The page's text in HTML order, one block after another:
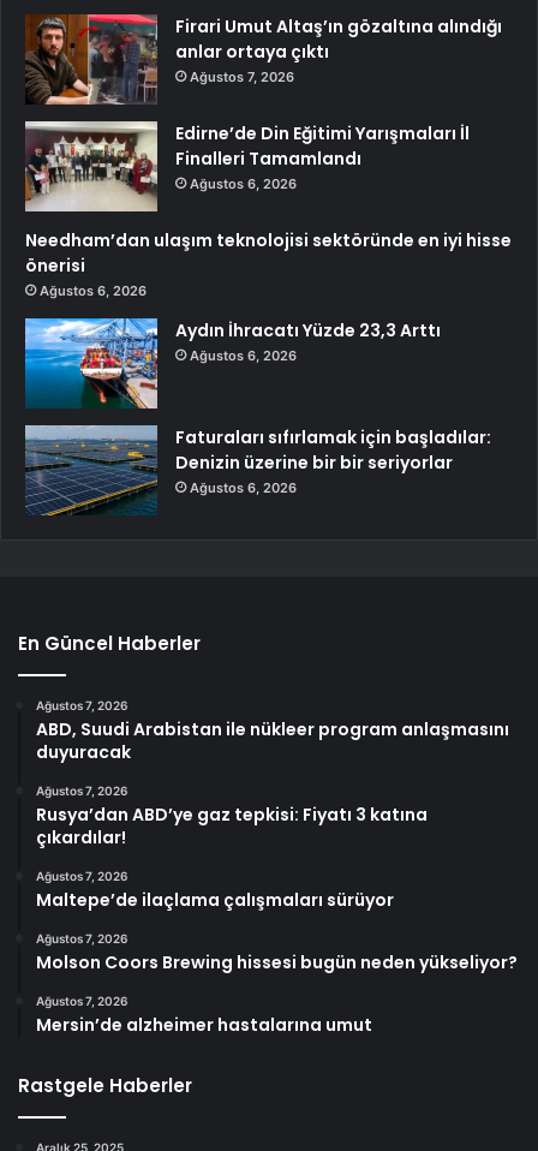
Firari Umut Altaş’ın gözaltına alındığı
anlar ortaya çıktı
Ağustos 7, 2026
Edirne’de Din Eğitimi Yarışmaları İl
Finalleri Tamamlandı
Ağustos 6, 2026
Needham’dan ulaşım teknolojisi sektöründe en iyi hisse
önerisi
Ağustos 6, 2026
Aydın İhracatı Yüzde 23,3 Arttı
Ağustos 6, 2026
Faturaları sıfırlamak için başladılar:
Denizin üzerine bir bir seriyorlar
Ağustos 6, 2026
En Güncel Haberler
Ağustos 7, 2026
ABD, Suudi Arabistan ile nükleer program anlaşmasını
duyuracak
Ağustos 7, 2026
Rusya’dan ABD’ye gaz tepkisi: Fiyatı 3 katına
çıkardılar!
Ağustos 7, 2026
Maltepe’de ilaçlama çalışmaları sürüyor
Ağustos 7, 2026
Molson Coors Brewing hissesi bugün neden yükseliyor?
Ağustos 7, 2026
Mersin’de alzheimer hastalarına umut
Rastgele Haberler
Aralık 25, 2025